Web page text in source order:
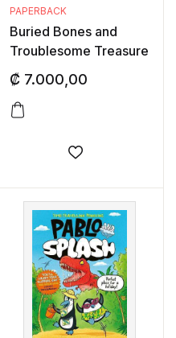
de deseos
PAPERBACK
Buried Bones and
Troublesome Treasure
₡7.000,00
Añadir a la